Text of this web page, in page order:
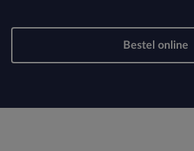
Bestel online